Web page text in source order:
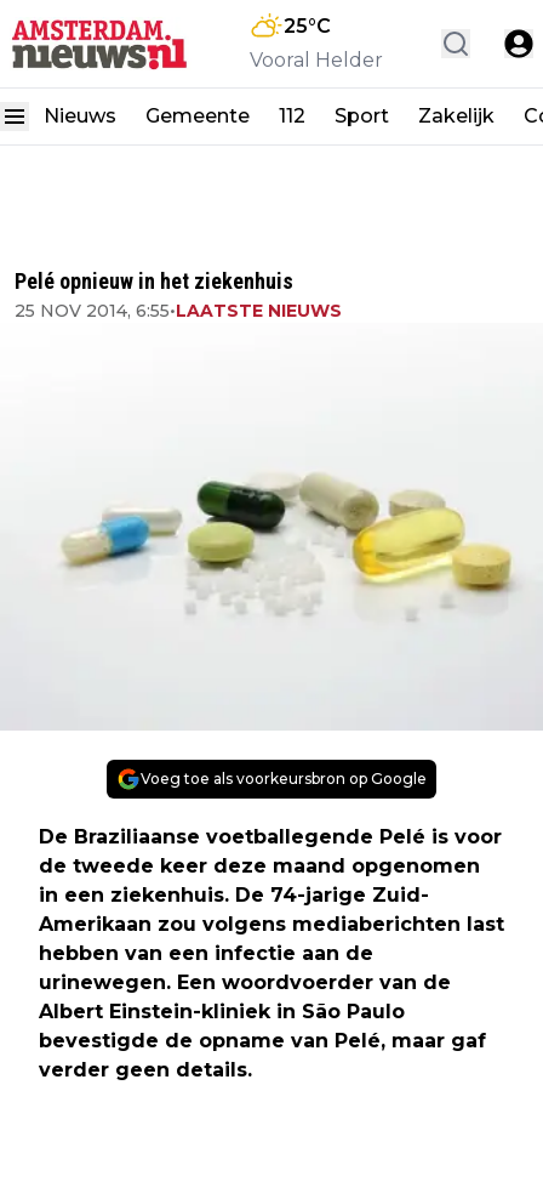
25°C
Vooral Helder
Nieuws Gemeente 112 Sport Zakelijk
Pelé opnieuw in het ziekenhuis
25 NOV 2014, 6:55•LAATSTE NIEUWS
Voeg toe als voorkeursbron op Google
De Braziliaanse voetballegende Pelé is voor
de tweede keer deze maand opgenomen
in een ziekenhuis. De 74-jarige Zuid-
Amerikaan zou volgens mediaberichten last
hebben van een infectie aan de
urinewegen. Een woordvoerder van de
Albert Einstein-kliniek in São Paulo
bevestigde de opname van Pelé, maar gaf
verder geen details.